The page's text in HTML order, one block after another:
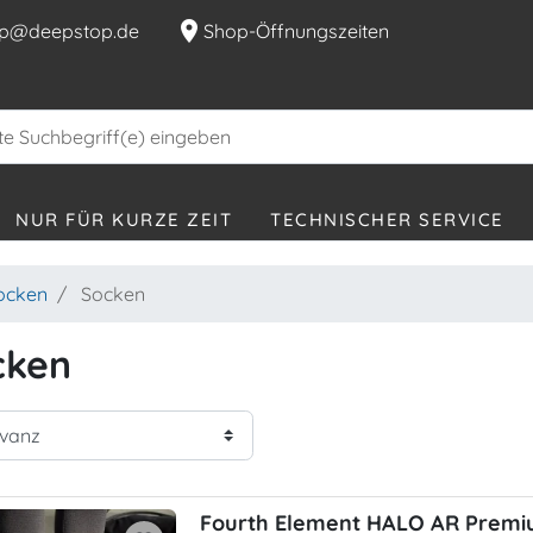
location_on Shop-Öffnungszeiten
NUR FÜR KURZE ZEIT TECHNISCHER SERVICE
Socken
Fourth Element HALO AR